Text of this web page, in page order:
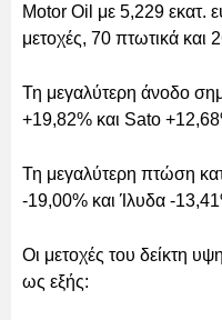
Μotor Oil με 5,229 εκατ.
μετοχές, 70 πτωτικά και
Τη μεγαλύτερη άνοδο
+19,82% και Sato
Τη μεγαλύτερη πτώση
-19,00% και Ίλυδα -
Οι μετοχές του δείκτη
ως εξής: